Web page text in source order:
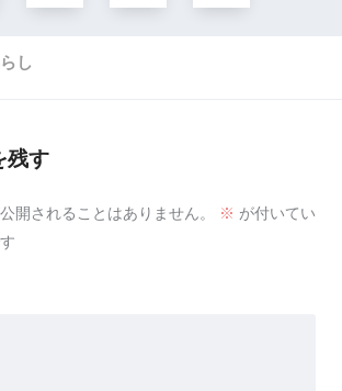
し
残す
開されることはありません。 ※ が付いてい